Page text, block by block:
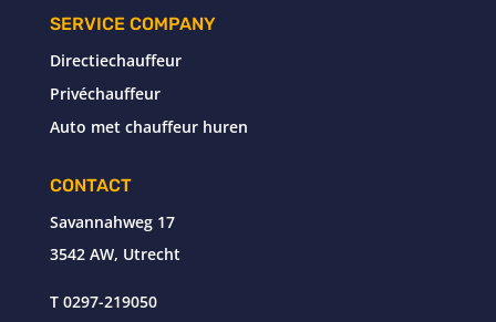
SERVICE COMPANY
Directiechauffeur
Privéchauffeur
Auto met chauffeur huren
CONTACT
Savannahweg 17
3542 AW, Utrecht
T 0297-219050